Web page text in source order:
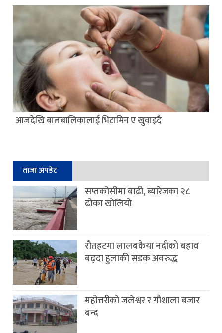
आजदेखि बालबालिकालाई भिटामिन ए खुवाइदै
ताजा अपडेट
सप्तकोसीमा बाढी, ब्यारेजका २८
ढोका खोलियो
रौतहटमा लालबकैया नदीको बहाव
बढ्दा हुलाकी सडक अवरुद्ध
महोत्तरीको जलेश्वर र गौशाला बजार
बन्द